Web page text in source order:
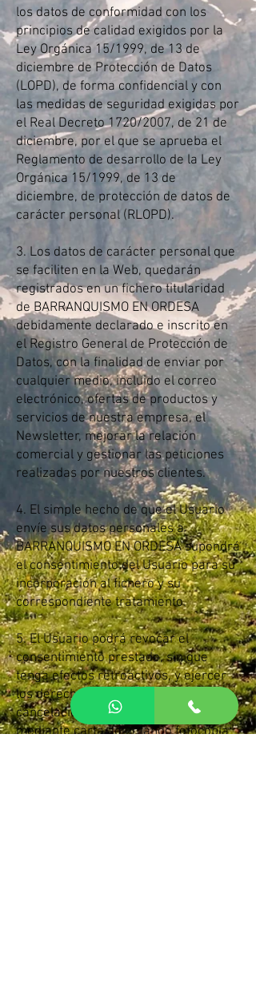
los datos de conformidad con los
principios de calidad exigidos por la
Ley Orgánica 15/1999, de 13 de
diciembre de Protección de Datos
(LOPD), de forma confidencial y con
las medidas de seguridad exigidas por
el Real Decreto 1720/2007, de 21 de
diciembre, por el que se aprueba el
Reglamento de desarrollo de la Ley
Orgánica 15/1999, de 13 de
diciembre, de protección de datos de
carácter personal (RLOPD).
3. Los datos de carácter personal que
se faciliten en la Web, quedarán
registrados en un fichero titularidad
de BARRANQUISMO EN ORDESA
debidamente declarado e inscrito en
el Registro General de Protección de
Datos, con la finalidad de enviar por
cualquier medio, incluido el correo
electrónico, ofertas de productos y
servicios de nuestra empresa, el
Newsletter, mejorar la relación
comercial y gestionar las peticiones
realizadas por nuestros clientes.
4. El simple hecho de que el Usuario
envíe sus datos personales a
BARRANQUISMO EN ORDESA supondrá
el consentimiento del Usuario para su
incorporación al fichero y su
correspondiente tratamiento.
5. El Usuario podrá revocar el
consentimiento prestado, sin que
tenga efectos retroactivos, y ejercer
los derechos de acceso, rectificación,
cancelación y oposición dirigiéndose
mediante carta adjuntando fotocopia